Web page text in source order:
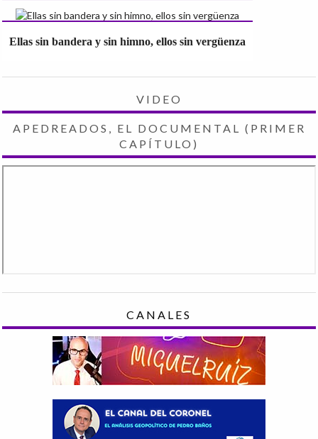
Ellas sin bandera y sin himno, ellos sin vergüenza
VIDEO
APEDREADOS, EL DOCUMENTAL (PRIMER
CAPÍTULO)
CANALES